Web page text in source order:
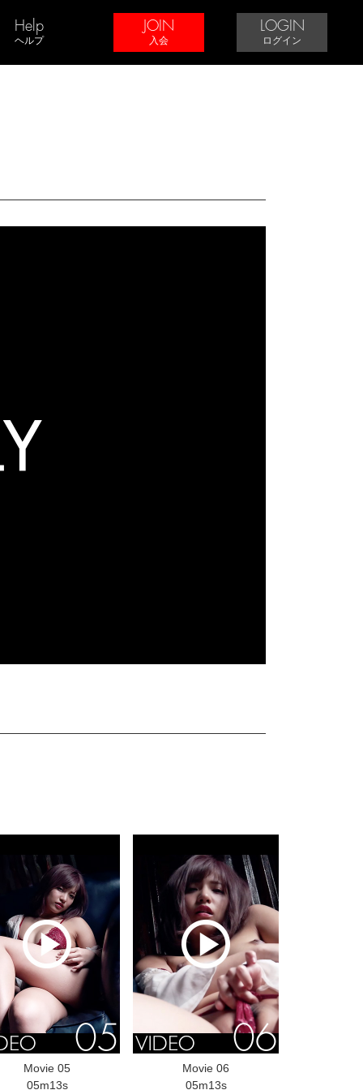
Help
ヘルプ
JOIN
入会
LOGIN
ログイン
Movie 05
05m13s
Movie 06
05m13s